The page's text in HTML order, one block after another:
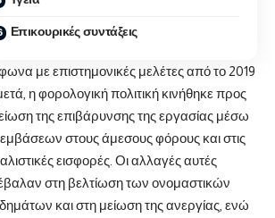
Επικουρικές συντάξεις
με επιστημονικές μελέτες από το 2019
η φορολογική πολιτική κινήθηκε προς
της επιβάρυνσης της εργασίας μέσω
στους άμεσους φόρους και στις
εισφορές. Οι αλλαγές αυτές
στη βελτίωση των ονομαστικών
και στη μείωση της ανεργίας, ενώ